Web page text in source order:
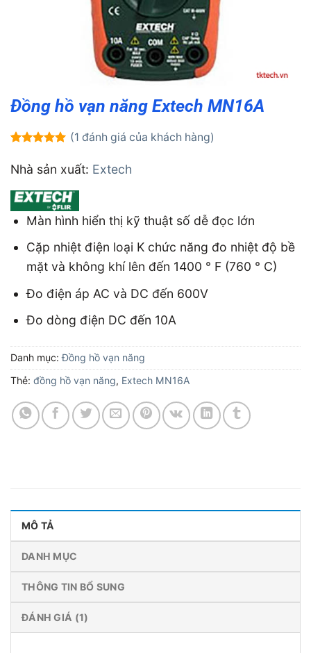
Đồng hồ vạn năng Extech MN16A
dựa trên
đánh giá
(1 đánh giá của khách hàng)
Nhà sản xuất: Extech
Màn hình hiển thị kỹ thuật số dễ đọc lớn
Cặp nhiệt điện loại K chức năng đo nhiệt độ bề
mặt và không khí lên đến 1400 ° F (760 ° C)
Đo điện áp AC và DC đến 600V
Đo dòng điện DC đến 10A
Danh mục:Đồng hồ vạn năng
Thẻ: đồng hồ vạn năng, Extech MN16A
MÔ TẢ
DANH MỤC
THÔNG TIN BỔ SUNG
ĐÁNH GIÁ (1)